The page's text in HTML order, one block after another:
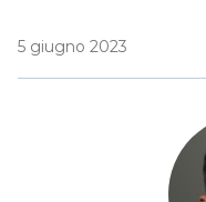
5 giugno 2023